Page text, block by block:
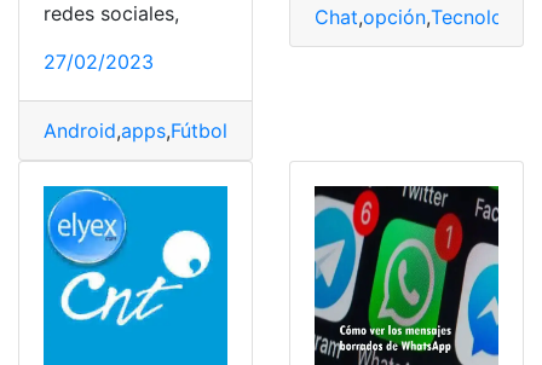
redes sociales,
27/02/2023
Android,apps,Fútbol
Chat,opción,Tecnología